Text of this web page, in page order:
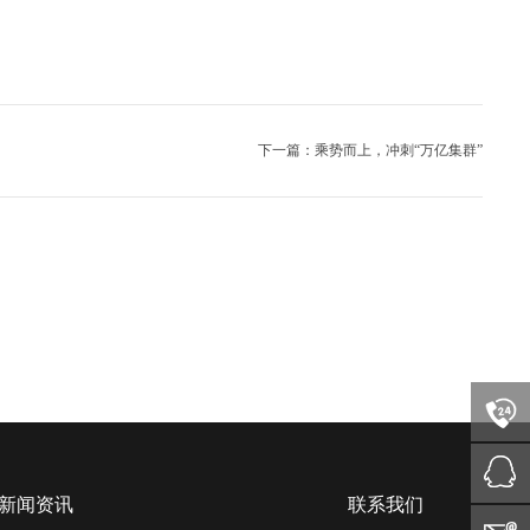
下一篇：乘势而上，冲刺“万亿集群”
新闻资讯 联系我们